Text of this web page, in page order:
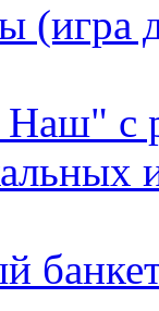
(игра
с